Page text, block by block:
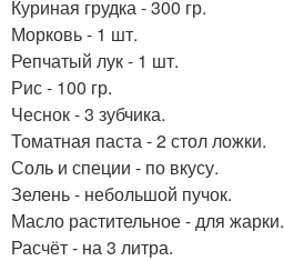
Куриная грудка - 300 гр.
Морковь - 1 шт.
Репчатый лук - 1 шт.
Рис - 100 гр.
Чеснок - 3 зубчика.
Томатная паста - 2 стол ложки.
Соль и специи - по вкусу.
Зелень - небольшой пучок.
Масло растительное - для жарки.
Расчёт - на 3 литра.